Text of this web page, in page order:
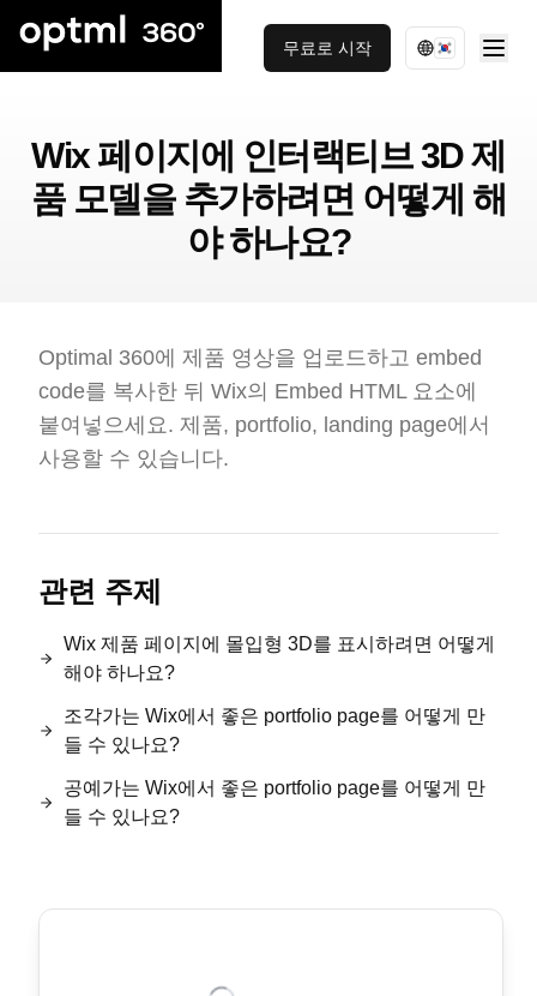
무료로 시작
Wix 페이지에 인터랙티브 3D 제
품 모델을 추가하려면 어떻게 해
야 하나요?
Optimal 360에 제품 영상을 업로드하고 embed
code를 복사한 뒤 Wix의 Embed HTML 요소에
붙여넣으세요. 제품, portfolio, landing page에서
사용할 수 있습니다.
관련 주제
Wix 제품 페이지에 몰입형 3D를 표시하려면 어떻게
해야 하나요?
조각가는 Wix에서 좋은 portfolio page를 어떻게 만
들 수 있나요?
공예가는 Wix에서 좋은 portfolio page를 어떻게 만
들 수 있나요?